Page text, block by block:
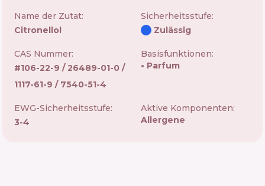
Name der Zutat:
Citronellol
Sicherheitsstufe:
Zulässig
CAS Nummer:
#106-22-9 / 26489-01-0 /
1117-61-9 / 7540-51-4
Basisfunktionen:
Parfum
EWG-Sicherheitsstufe:
3-4
Aktive Komponenten:
Allergene